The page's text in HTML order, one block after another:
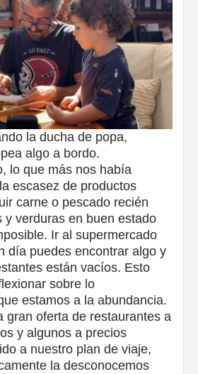
la ducha de popa,
algo a bordo.
lo que más nos había
escasez de productos
carne o pescado recién
y verduras en buen estado
Ir al supermercado
día puedes encontrar algo y
están vacíos. Esto
sobre lo
estamos a la abundancia.
gran oferta de restaurantes a
y algunos a precios
a nuestro plan de viaje,
la desconocemos